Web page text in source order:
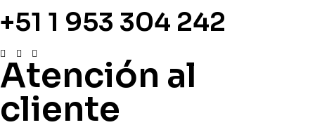
+51 1 953 304 242
Atención al
cliente